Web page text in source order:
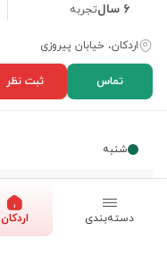
۶ سال تجربه
اردکان، خیابان پیروزی
تماس ثبت نظر
شنبه
دوشنبه
دسته‌بندی اردکان